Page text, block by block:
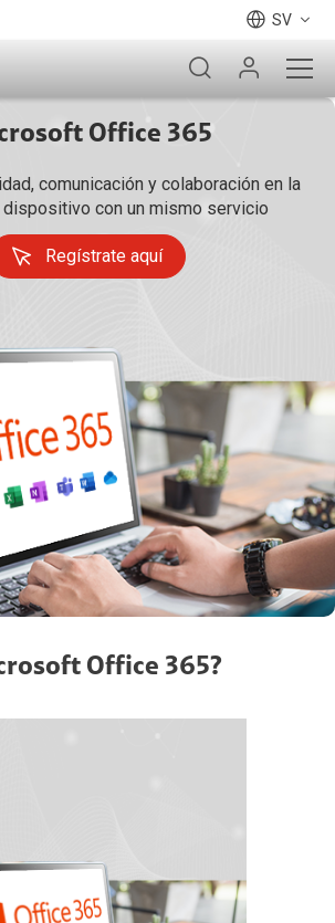
SV
Office 365
comunicación y colaboración en la
dispositivo con un mismo servicio
Regístrate aquí
Office 365?